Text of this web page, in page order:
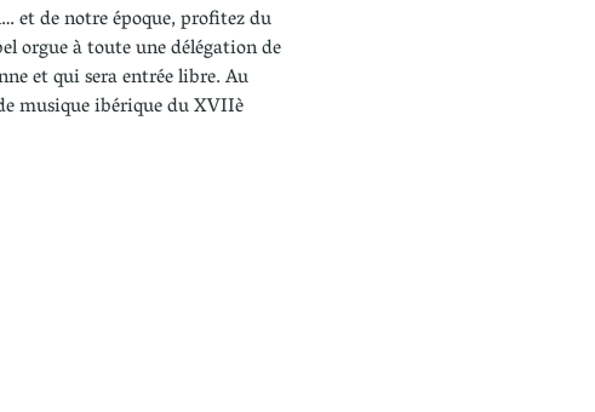
et de notre époque, profitez du
orgue à toute une délégation de
et qui sera entrée libre. Au
musique ibérique du XVIIè